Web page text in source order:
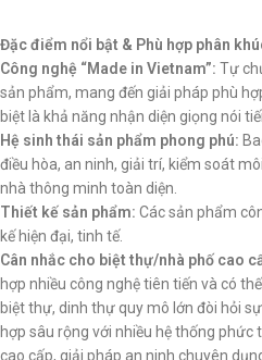
Đặc điểm nổi bật & Phù hợp phân
Công nghệ “Made in Vietnam”: Tự
sản phẩm, mang đến giải pháp phù
biệt là khả năng nhận diện giọng nói
Hệ sinh thái sản phẩm phong phú:
điều hòa, an ninh, giải trí, kiểm soát
nhà thông minh toàn diện.
Thiết kế sản phẩm: Các sản phẩm
kế hiện đại, tinh tế.
Cân nhắc cho biệt thự/nhà phố cao
hợp nhiều công nghệ tiên tiến và có
biệt thự, dinh thự quy mô lớn đòi hỏi
hợp sâu rộng với nhiều hệ thống phức
cao cấp, giải pháp an ninh chuyên